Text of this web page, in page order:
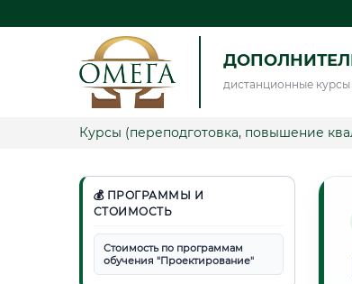
дистанционные курсы
Курсы (переподготовка, повышение
💰 ПРОГРАММЫ И
СТОИМОСТЬ
Стоимость по программам
обучения "Проектирование"